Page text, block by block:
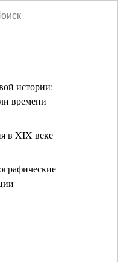
истории:
времени
в XIX веке